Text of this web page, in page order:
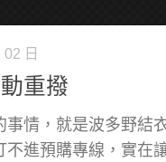
日
重撥
情，就是波多野結
進預購專線，實在